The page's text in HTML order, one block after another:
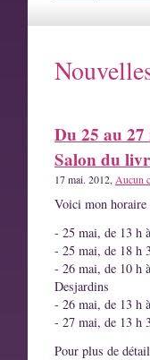
Du 25 au
Salon du
17 mai. 2012, Aucun
Voici mon horaire
- 25 mai, de 13 h
- 25 mai, de 18 h
- 26 mai, de 10 h
Desjardins
- 26 mai, de 13 h
- 27 mai, de 13 h
Pour plus de